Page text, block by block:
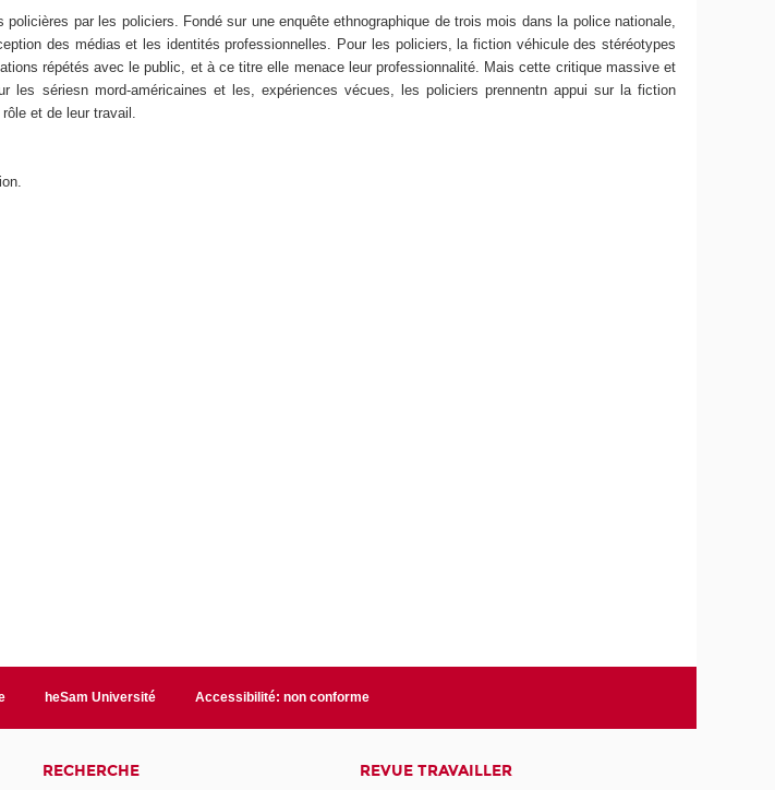
par les policiers. Fondé sur une enquête ethnographique de trois mois dans la police nationale,
des médias et les identités professionnelles. Pour les policiers, la fiction véhicule des stéréotypes
répétés avec le public, et à ce titre elle menace leur professionnalité. Mais cette critique massive et
les sériesn mord-américaines et les, expériences vécues, les policiers prennentn appui sur la fiction
et de leur travail.
heSam Université Accessibilité: non conforme
RECHERCHE REVUE TRAVAILLER